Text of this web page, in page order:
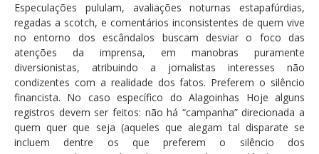
Especulações pululam, avaliações noturnas estapafúrdias,
regadas a scotch, e comentários inconsistentes de quem vive
no entorno dos escândalos buscam desviar o foco das
atenções da imprensa, em manobras puramente
diversionistas, atribuindo a jornalistas interesses não
condizentes com a realidade dos fatos. Preferem o silêncio
financista. No caso específico do Alagoinhas Hoje alguns
registros devem ser feitos: não há “campanha” direcionada a
quem quer que seja (aqueles que alegam tal disparate se
incluem dentre os que preferem o silêncio dos